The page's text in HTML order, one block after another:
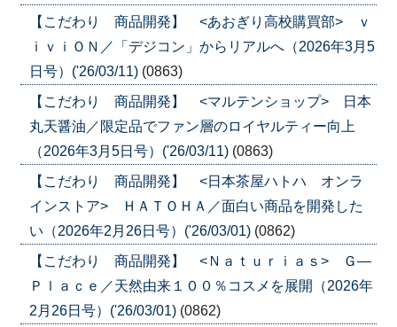
【こだわり 商品開発】 <あおぎり高校購買部> ｖ
ｉｖｉＯＮ／「デジコン」からリアルへ（2026年3月5
日号）('26/03/11) (0863)
【こだわり 商品開発】 <マルテンショップ> 日本
丸天醤油／限定品でファン層のロイヤルティー向上
（2026年3月5日号）('26/03/11) (0863)
【こだわり 商品開発】 <日本茶屋ハトハ オンラ
インストア> ＨＡＴＯＨＡ／面白い商品を開発した
い（2026年2月26日号）('26/03/01) (0862)
【こだわり 商品開発】 <Ｎａｔｕｒｉａｓ> Ｇ―
Ｐｌａｃｅ／天然由来１００％コスメを展開（2026年
2月26日号）('26/03/01) (0862)